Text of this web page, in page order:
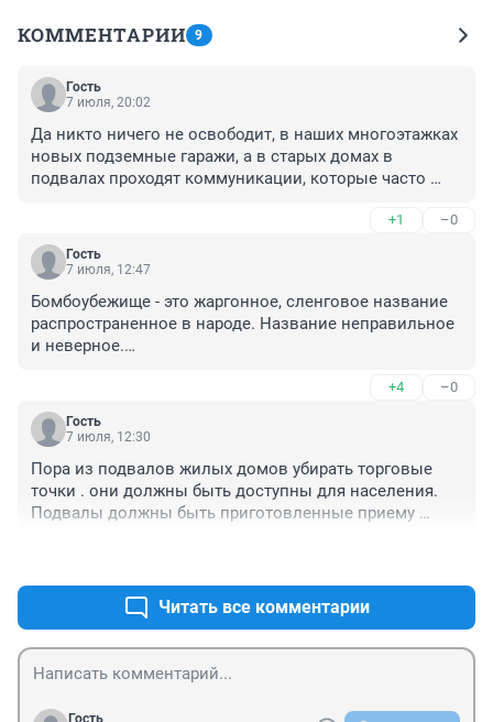
КОММЕНТАРИИ 9
Гость
7 июля, 20:02
Да никто ничего не освободит, в наших многоэтажках
новых подземные гаражи, а в старых домах в
подвалах проходят коммуникации, которые часто
+1 –0
Гость
7 июля, 12:47
Бомбоубежище - это жаргонное, сленговое название
распространенное в народе. Название неправильное
и неверное.
Еще 20 лет назад, когда "реформаторы" еще не все
разрушили в Кузбассе десять города имели категорию
по ГО. Т.е, ряд предприятий города продолжали работу
В этих городах были т.н. "штабы ГО"
укомплектованные офицерами. В этих же городах и
функционировали ЗС ГО для укрытия руководства
Сейчас ничего этого нет. Защитных Сооружений ГО -
нет! Укрываться негде.
+4 –0
Гость
7 июля, 12:30
Пора из подвалов жилых домов убирать торговые
точки . они должны быть доступны для населения.
Подвалы должны быть приготовленные приему
Читать все комментарии